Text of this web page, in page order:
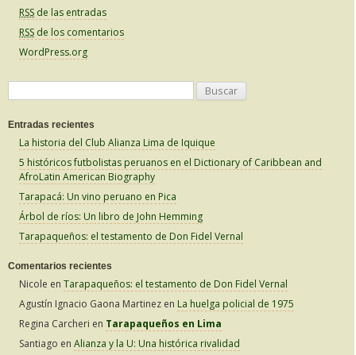
RSS de las entradas
RSS de los comentarios
WordPress.org
s
Entradas recientes
La historia del Club Alianza Lima de Iquique
5 históricos futbolistas peruanos en el Dictionary of Caribbean and
AfroLatin American Biography
Tarapacá: Un vino peruano en Pica
Árbol de ríos: Un libro de John Hemming
Tarapaqueños: el testamento de Don Fidel Vernal
Comentarios recientes
Nicole en Tarapaqueños: el testamento de Don Fidel Vernal
Agustín Ignacio Gaona Martinez en La huelga policial de 1975
Regina Carcheri en Tarapaqueños en Lima
Santiago en Alianza y la U: Una histórica rivalidad